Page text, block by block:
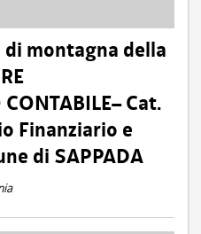
montagna della
Cat.
Finanziario e
di SAPPADA